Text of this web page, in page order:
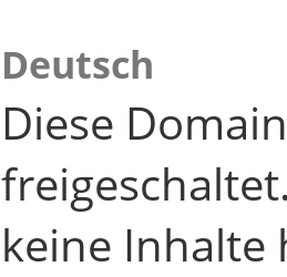
Deutsch
Diese
keine Inhalte